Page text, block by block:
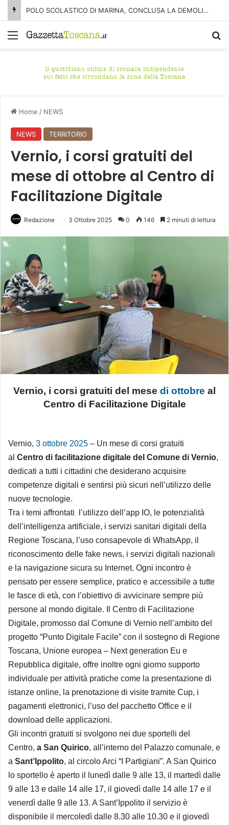
POLO SCOLASTICO DI MARINA, CONCLUSA LA DEMOLIZIONE DELL’ALA NORD-SUD
Menu
Home / NEWS
NEWS TERRITORIO
Vernio, i corsi gratuiti del
mese di ottobre al Centro di
Facilitazione Digitale
Redazione 3 Ottobre 2025 0 146 2 minuti di lettura
Vernio, i corsi gratuiti del mese di ottobre al
Centro di Facilitazione Digitale
Vernio, 3 ottobre 2025 – Un mese di corsi gratuiti
al Centro di facilitazione digitale del Comune di Vernio,
dedicati a tutti i cittadini che desiderano acquisire
competenze digitali e sentirsi più sicuri nell’utilizzo delle
nuove tecnologie.
Tra i temi affrontati l’utilizzo dell’app IO, le potenzialità
dell’intelligenza artificiale, i servizi sanitari digitali della
Regione Toscana, l’uso consapevole di WhatsApp, il
riconoscimento delle fake news, i servizi digitali nazionali
e la navigazione sicura su Internet. Ogni incontro è
pensato per essere semplice, pratico e accessibile a tutte
le fasce di età, con l’obiettivo di avvicinare sempre più
persone al mondo digitale. Il Centro di Facilitazione
Digitale, promosso dal Comune di Vernio nell’ambito del
progetto “Punto Digitale Facile” con il sostegno di Regione
Toscana, Unione europea – Next generation Eu e
Repubblica digitale, offre inoltre ogni giorno supporto
individuale per attività pratiche come la presentazione di
istanze online, la prenotazione di visite tramite Cup, i
pagamenti elettronici, l’uso del pacchetto Office e il
download delle applicazioni.
Gli incontri gratuiti si svolgono nei due sportelli del
Centro, a San Quirico, all’interno del Palazzo comunale, e
a Sant’Ippolito, al circolo Arci “I Partigiani”. A San Quirico
lo sportello è aperto il lunedì dalle 9 alle 13, il martedì dalle
9 alle 13 e dalle 14 alle 17, il giovedì dalle 14 alle 17 e il
venerdì dalle 9 alle 13. A Sant’Ippolito il servizio è
disponibile il mercoledì dalle 8.30 alle 10.30 e il giovedì